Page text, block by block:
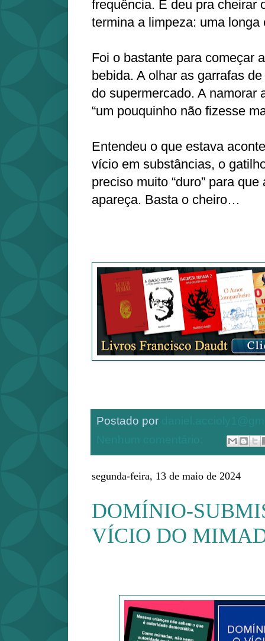
frequência. E deu pra cheirar
termina a limpeza: uma longa
Foi o bastante para começar
bebida. A olhar as garrafas
do supermercado. A namorar
“um pouquinho não fizesse
Entendeu o que estava
vício em substâncias, o
preciso muito “duro” para que
apareça. Basta o cheiro…
Postado por
segunda-feira, 13 de maio de 2024
DOMÍNIO-
VÍCIO DO